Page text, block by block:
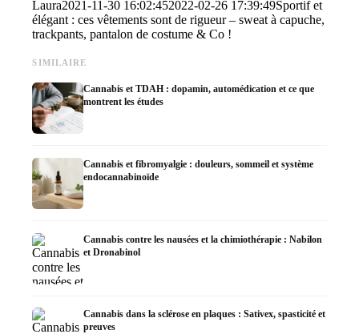
Laura2021-11-30 16:02:452022-02-26 17:39:49Sportif et
élégant : ces vêtements sont de rigueur – sweat à capuche,
trackpants, pantalon de costume & Co !
SIMILAIRE
Cannabis et TDAH : dopamin, automédication et ce que
montrent les études
Cannabis et fibromyalgie : douleurs, sommeil et système
endocannabinoïde
Cannabis contre les nausées et la chimiothérapie : Nabilon
et Dronabinol
Cannabis dans la sclérose en plaques : Sativex, spasticité et
preuves